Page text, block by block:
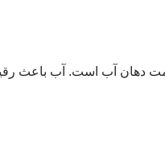
دهان آب است. آب باعث